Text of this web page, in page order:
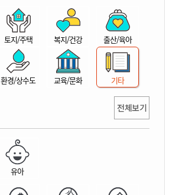
산
토지/주택 복지/건강 출산/육아
환경/상수도 교육/문화 기타
전체보기
유아